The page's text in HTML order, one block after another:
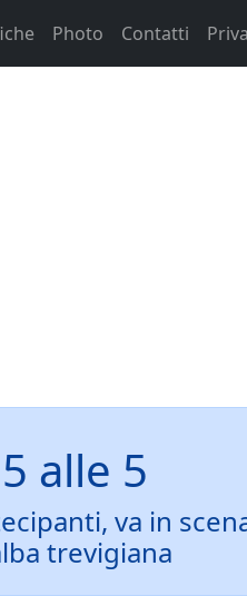
Photo Contatti
5 alle 5
va in
trevigiana